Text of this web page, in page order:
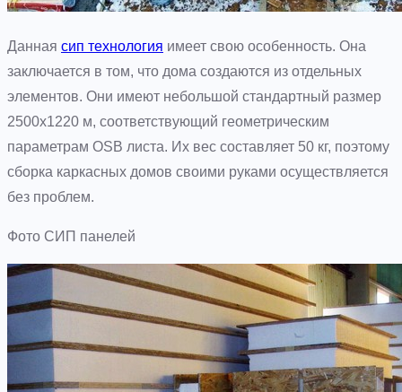
Данная сип технология имеет свою особенность. Она
заключается в том, что дома создаются из отдельных
элементов. Они имеют небольшой стандартный размер
2500х1220 м, соответствующий геометрическим
параметрам OSB листа. Их вес составляет 50 кг, поэтому
сборка каркасных домов своими руками осуществляется
без проблем.
Фото СИП панелей